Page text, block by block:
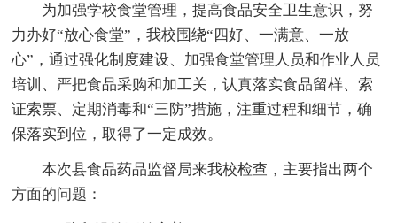
为加强学校食堂管理，提高食品安全卫生意识，努
力办好“放心食堂”，我校围绕“四好、一满意、一放
心”，通过强化制度建设、加强食堂管理人员和作业人员
培训、严把食品采购和加工关，认真落实食品留样、索
证索票、定期消毒和“三防”措施，注重过程和细节，确
保落实到位，取得了一定成效。
本次县食品药品监督局来我校检查，主要指出两个
方面的问题：